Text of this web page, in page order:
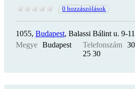
0 hozzászólások
1055, Budapest, Balassi Bálint u. 9-
Megye Budapest Telefonszám
25 30